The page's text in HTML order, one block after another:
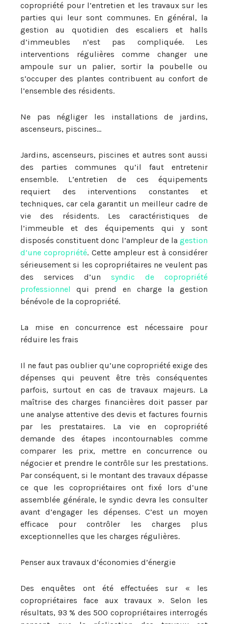
copropriété pour l’entretien et les travaux sur les
parties qui leur sont communes. En général, la
gestion au quotidien des escaliers et halls
d’immeubles n’est pas compliquée. Les
interventions régulières comme changer une
ampoule sur un palier, sortir la poubelle ou
s’occuper des plantes contribuent au confort de
l’ensemble des résidents.
Ne pas négliger les installations de jardins,
ascenseurs, piscines…
Jardins, ascenseurs, piscines et autres sont aussi
des parties communes qu’il faut entretenir
ensemble. L’entretien de ces équipements
requiert des interventions constantes et
techniques, car cela garantit un meilleur cadre de
vie des résidents. Les caractéristiques de
l’immeuble et des équipements qui y sont
disposés constituent donc l’ampleur de la gestion
d’une copropriété. Cette ampleur est à considérer
sérieusement si les copropriétaires ne veulent pas
des services d’un syndic de copropriété
professionnel
qui prend en charge la gestion
bénévole de la copropriété.
La mise en concurrence est nécessaire pour
réduire les frais
Il ne faut pas oublier qu’une copropriété exige des
dépenses qui peuvent être très conséquentes
parfois, surtout en cas de travaux majeurs. La
maîtrise des charges financières doit passer par
une analyse attentive des devis et factures fournis
par les prestataires. La vie en copropriété
demande des étapes incontournables comme
comparer les prix, mettre en concurrence ou
négocier et prendre le contrôle sur les prestations.
Par conséquent, si le montant des travaux dépasse
ce que les copropriétaires ont fixé lors d’une
assemblée générale, le syndic devra les consulter
avant d’engager les dépenses. C’est un moyen
efficace pour contrôler les charges plus
exceptionnelles que les charges régulières.
Penser aux travaux d’économies d’énergie
Des enquêtes ont été effectuées sur « les
copropriétaires face aux travaux ». Selon les
résultats, 93 % des 500 copropriétaires interrogés